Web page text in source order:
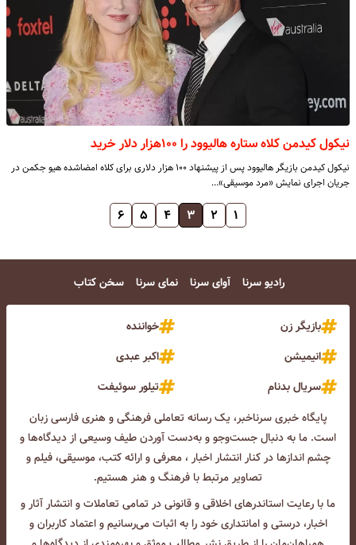
نیکول کیدمن کلاه ستاره هالیوود را ۱۰۰هزار دلار خرید
نیکول کیدمن بازیگر هالیوود پس از پیشنهاد ۱۰۰ هزار دلاری برای کلاه امضاشده هیو جکمن در
جریان اجرای نمایش «مرد موسیقی»…
۱ ۲ ۳ ۴ ۵ ۶
رادیو سرنا آوای سرنا نمای سرنا سخن کتاب
بازیگر زن
خواننده
انیمیشن
اکبر عبدی
سریال بدنام
تیلور سوئیفت
پایگاه خبری سرناخبر، یک رسانه تعاملی فرهنگی و هنری فارسی زبان
است. ما به دنبال جست‌و‌جو و به‌دست آوردن طیف وسیعی از دیدگاه‌ها و
چشم انداز‌ها در کنار انتشار اخبار ، معرفی و ارائه کتب، موسیقی، فیلم و
تصاویر مرتبط با فرهنگ و هنر هستیم.
ما با رعایت استاندرهای اخلاقی و قانونی در تمامی تعاملات و انتشار آثار و
اخبار، درستی و امانتداری خود را به اثبات می‌رسانیم و اعتماد کاربران و